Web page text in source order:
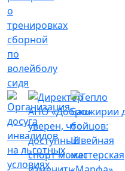
о
тренировках
сборной
по
волейболу
сидя